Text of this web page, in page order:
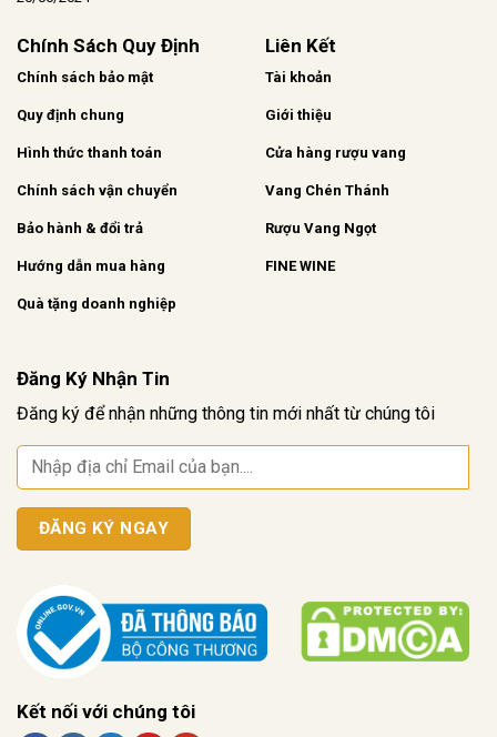
Chính Sách Quy Định
Chính sách bảo mật
Quy định chung
Hình thức thanh toán
Chính sách vận chuyển
Bảo hành & đổi trả
Hướng dẫn mua hàng
Quà tặng doanh nghiệp
Liên Kết
Tài khoản
Giới thiệu
Cửa hàng rượu vang
Vang Chén Thánh
Rượu Vang Ngọt
FINE WINE
Đăng Ký Nhận Tin
Đăng ký để nhận những thông tin mới nhất từ chúng tôi
Kết nối với chúng tôi